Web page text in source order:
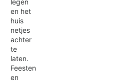
en het
huis
netjes
achter
te
laten.
Feesten
en